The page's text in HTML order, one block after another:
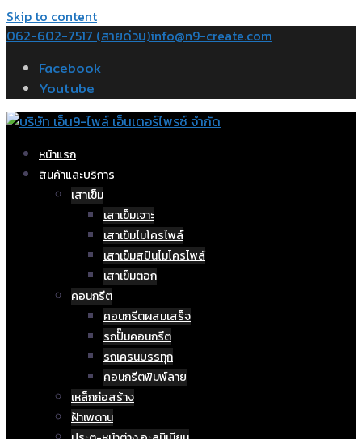
Skip to content
062-602-7517 (สายด่วน)info@n9-create.com
Facebook
Youtube
หน้าแรก
สินค้าและบริการ
เสาเข็ม
เสาเข็มเจาะ
เสาเข็มไมโครไพล์
เสาเข็มสปันไมโครไพล์
เสาเข็มตอก
คอนกรีต
คอนกรีตผสมเสร็จ
รถปั๊มคอนกรีต
รถเครนบรรทุก
คอนกรีตพิมพ์ลาย
เหล็กก่อสร้าง
ฝ้าเพดาน